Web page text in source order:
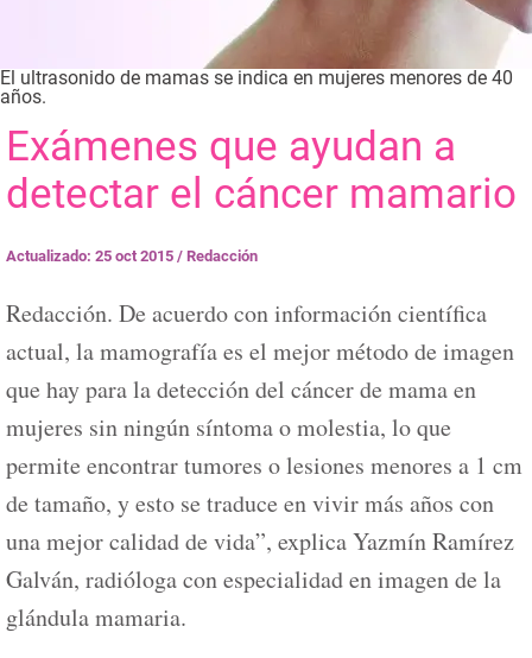
El ultrasonido de mamas se indica en mujeres menores de 40
años.
Exámenes que ayudan a
detectar el cáncer mamario
Actualizado: 25 oct 2015 / Redacción
Redacción. De acuerdo con información científica
actual, la mamografía es el mejor método de imagen
que hay para la detección del cáncer de mama en
mujeres sin ningún síntoma o molestia, lo que
permite encontrar tumores o lesiones menores a 1 cm
de tamaño, y esto se traduce en vivir más años con
una mejor calidad de vida”, explica Yazmín Ramírez
Galván, radióloga con especialidad en imagen de la
glándula mamaria.